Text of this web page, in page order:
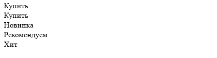
Купить
Купить
Новинка
Рекомендуем
Хит